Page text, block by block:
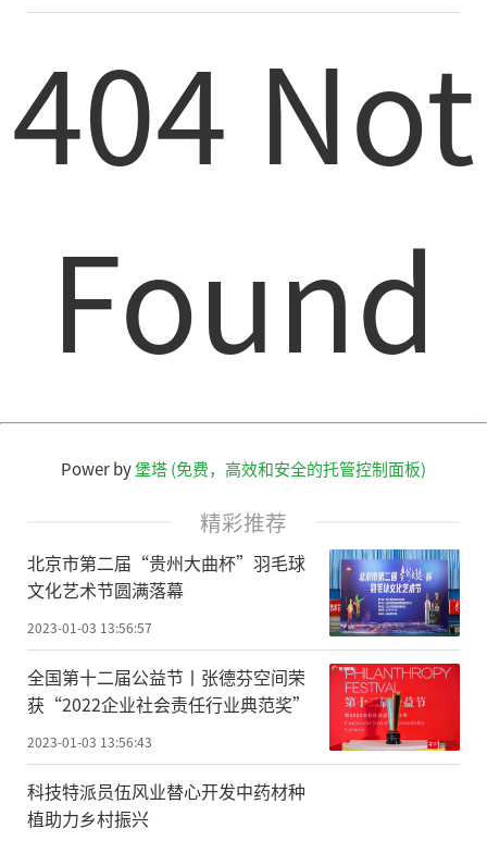
404 Not
Found
Power by堡塔 (免费，高效和安全的托管控制面板)
精彩推荐
北京市第二届“贵州大曲杯”羽毛球
文化艺术节圆满落幕
2023-01-03 13:56:57
全国第十二届公益节丨张德芬空间荣
获“2022企业社会责任行业典范奖”
2023-01-03 13:56:43
科技特派员伍风业替心开发中药材种
植助力乡村振兴